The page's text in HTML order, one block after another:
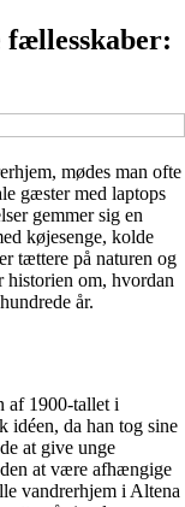
fællesskaber:
mødes man ofte
gæster med laptops
gemmer sig en
køjesenge, kolde
tættere på naturen og
om, hvordan
år.
af 1900-tallet i
idéen, da han tog sine
at give unge
at være afhængige
vandrerhjem i Altena